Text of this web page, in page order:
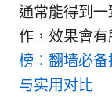
通常能得到
作，效果會有
榜：翻墙必
与实用对比